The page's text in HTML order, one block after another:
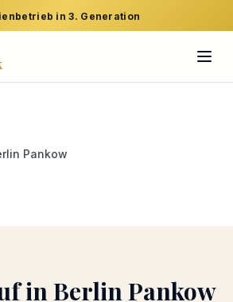
in 3. Generation
Pankow
inBerlin Pankow